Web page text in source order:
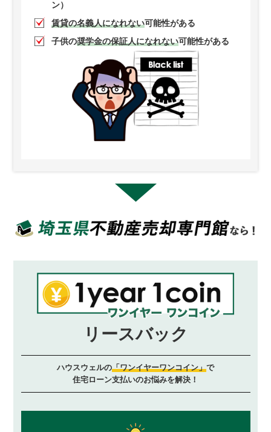
ン）
賃貸の名義人になれない可能性がある
子供の奨学金の保証人になれない可能性がある
リースバック
ハウスウェルの「ワンイヤーワンコイン」で
住宅ローン支払いのお悩みを解決！